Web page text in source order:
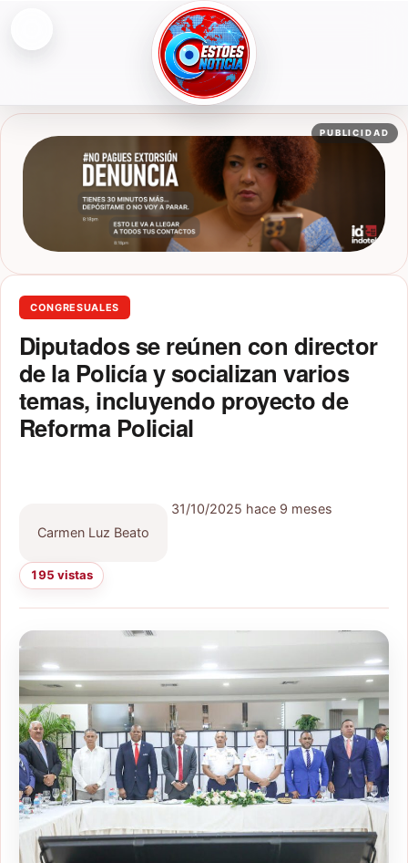
ESTOESNOTICIA|NOTICIAS
PUBLICIDAD
CONGRESUALES
Diputados se reúnen con director
de la Policía y socializan varios
temas, incluyendo proyecto de
Reforma Policial
Carmen Luz Beato
31/10/2025 hace 9 meses
195 vistas